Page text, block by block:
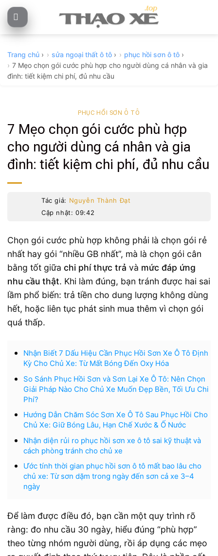
Skip
to
Trang chủ › sửa ngoại thất ô tô › phục hồi sơn ô tô ›
7 Mẹo chọn gói cước phù hợp cho người dùng cá nhân và gia
đình: tiết kiệm chi phí, đủ nhu cầu
PHỤC HỒI SƠN Ô TÔ
7 Mẹo chọn gói cước phù hợp
cho người dùng cá nhân và gia
đình: tiết kiệm chi phí, đủ nhu cầu
Tác giả: Nguyễn Thành Đạt
Cập nhật: 09:42
Chọn gói cước phù hợp không phải là chọn gói rẻ
nhất hay gói “nhiều GB nhất”, mà là chọn gói cân
bằng tốt giữa chi phí thực trả và mức đáp ứng
nhu cầu thật. Khi làm đúng, bạn tránh được hai sai
lầm phổ biến: trả tiền cho dung lượng không dùng
hết, hoặc liên tục phát sinh mua thêm vì chọn gói
quá thấp.
Nhận Biết 7 Dấu Hiệu Cần Phục Hồi Sơn Xe Ô Tô Định
Kỳ Cho Chủ Xe: Từ Mất Bóng Đến Oxy Hóa
So Sánh Phục Hồi Sơn và Sơn Lại Xe Ô Tô: Nên Chọn
Giải Pháp Nào Cho Chủ Xe Muốn Đẹp Bền, Tối Ưu Chi
Phí?
Hướng Dẫn Chăm Sóc Sơn Xe Ô Tô Sau Phục Hồi Cho
Chủ Xe: Giữ Bóng Lâu, Hạn Chế Xước & Ố Nước
Nhận diện rủi ro phục hồi sơn xe ô tô sai kỹ thuật và
cách phòng tránh cho chủ xe
Ước tính thời gian phục hồi sơn ô tô mất bao lâu cho
chủ xe: Từ sơn dặm trong ngày đến sơn cả xe 3–4
ngày
Để làm được điều đó, bạn cần một quy trình rõ
ràng: đo nhu cầu 30 ngày, hiểu đúng “phù hợp”
theo từng nhóm người dùng, rồi áp dụng các mẹo